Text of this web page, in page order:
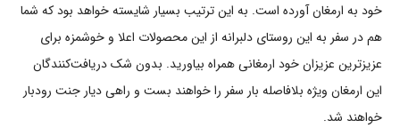
خود به ارمغان آورده است. به این ترتیب بسیار شایسته خواهد بود که شما
هم در سفر به این روستای دلبرانه از این محصولات اعلا و خوشمزه برای
عزیزترین عزیزان خود ارمغانی همراه بیاورید. بدون شک دریافت‌کنندگان
این ارمغان ویژه بلافاصله بار سفر را خواهند بست و راهی دیار جنت رودبار
خواهند شد.